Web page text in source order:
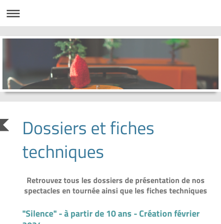
Dossiers et fiches
techniques
Retrouvez tous les dossiers de présentation de nos
spectacles en tournée ainsi que les fiches techniques
"Silence" - à partir de 10 ans - Création février